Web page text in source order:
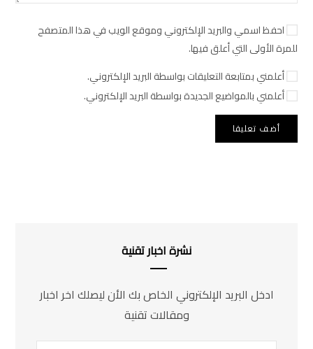
احفظ اسمي والبريد الإلكتروني وموقع الويب في هذا المتصفح
للمرة الأولى التي أعلق فيها.
أعلمني بمتابعة التعليقات بواسطة البريد الإلكتروني.
أعلمني بالمواضيع الجديدة بواسطة البريد الإلكتروني.
نشرة اخبار تقنية
ادخل البريد الإلكتروني الخاص بك الأن ليصلك اخر اخبار
ومقالات تقنية